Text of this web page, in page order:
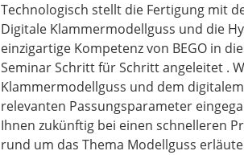
Technologisch stellt die Fertigung mit
Digitale Klammermodellguss und die
einzigartige Kompetenz von BEGO in
Seminar Schritt für Schritt angeleitet .
Klammermodellguss und dem
relevanten Passungsparameter
Ihnen zukünftig bei einen schnelleren
rund um das Thema Modellguss